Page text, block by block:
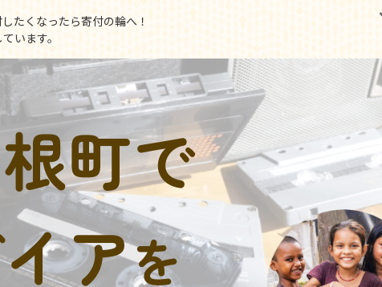
たくなったら寄付の輪へ！
います。
町で
アを